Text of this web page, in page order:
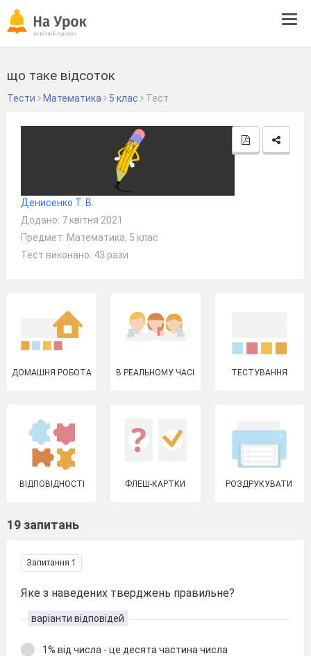
що таке відсоток
Тести Математика 5 клас Тест
Денисенко Т. В.
Додано: 7 квітня 2021
Предмет: Математика, 5 клас
Тест виконано: 43 рази
ДОМАШНЯ РОБОТА В РЕАЛЬНОМУ ЧАСІ ТЕСТУВАННЯ
ВІДПОВІДНОСТІ ФЛЕШ-КАРТКИ РОЗДРУКУВАТИ
19 запитань
Запитання 1
Яке з наведених тверджень правильне?
варіанти відповідей
1% від числа - це десята частина числа